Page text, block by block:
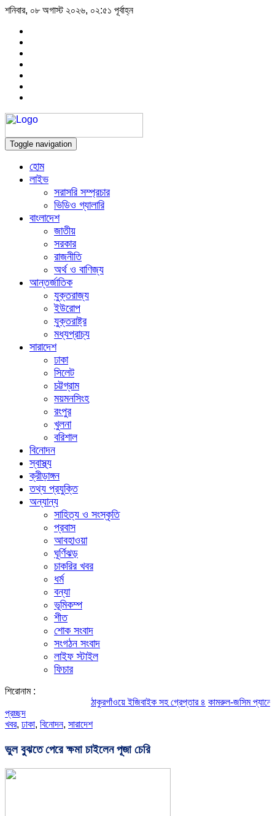
শনিবার, ০৮ অগাস্ট ২০২৬, ০২:৫১ পূর্বাহ্ন
Toggle navigation
হোম
লাইভ
সরাসরি সম্প্রচার
ভিডিও গ্যালারি
বাংলাদেশ
জাতীয়
সরকার
রাজনীতি
অর্থ ও বাণিজ্য
আন্তর্জাতিক
যুক্তরাজ্য
ইউরোপ
যুক্তরাষ্ট্র
মধ্যপ্রাচ্য
সারাদেশ
ঢাকা
সিলেট
চট্টগ্রাম
ময়মনসিংহ
রংপুর
খুলনা
বরিশাল
বিনোদন
স্বাস্থ্য
ক্রীড়াঙ্গন
তথ্য প্রযুক্তি
অন্যান্য
সাহিত্য ও সংস্কৃতি
প্রবাস
আবহাওয়া
ঘূর্ণিঝড়
চাকরির খবর
ধর্ম
বন্যা
ভূমিকম্প
শীত
শোক সংবাদ
সংগঠন সংবাদ
লাইফ স্টাইল
ফিচার
শিরোনাম :
ঠাকুরগাঁওয়ে ইজিবাইক সহ গ্রেপ্তার ৪ কামরুল-জসিম প্যানেলের
প্রচ্ছদ
খবর, ঢাকা, বিনোদন, সারাদেশ
ভুল বুঝতে পেরে ক্ষমা চাইলেন পূজা চেরি